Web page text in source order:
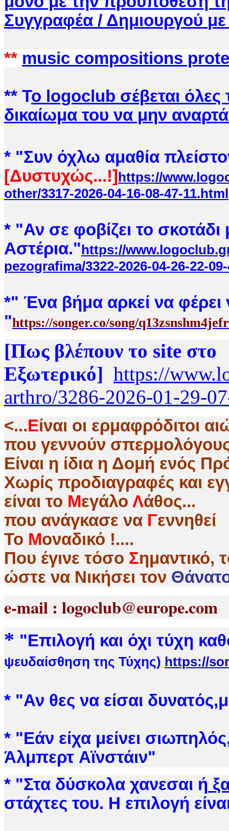
Συγγραφέα / Δημιουργού
** music compositions
** Το logoclub σέβεται όλες
δικαίωμα του να μην
* "Συν όχλω αμαθία
[Δυστυχώς...!] https://
other/3317-2026-04-16-08-47-11.html
* "Αν σε φοβίζει το σκοτάδι
Αστέρια."https://
pezografima/3322-2026-04-26-22-
*" Ένα βήμα αρκεί να φέρει
"https://songer.co/song/
[Πως βλέπουν το site στο
Εξωτερικό] https://
arthro/3286-2026-01-29-
<...Είναι οι ερμαφρόδιτοι
που γεννούν
Είναι η ίδια η Δομή ενός
Χωρίς προδιαγραφές και
είναι το Μεγάλο Λάθος...
που ανάγκασε να Γεννηθεί
Το Μοναδικό !....
Που έγινε τόσο Σημαντικό,
ώστε να Nικήσει τον
e-mail :
* "Επιλογή και όχι τύχη
ψευδαίσθηση της Τύχης) https://
* "Αν θες να είσαι
* "Εάν είχα μείνει
Άλμπερτ Αϊνστάιν"
* "Στα δύσκολα χανεσαι ή
στάχτες του. Η επιλογή